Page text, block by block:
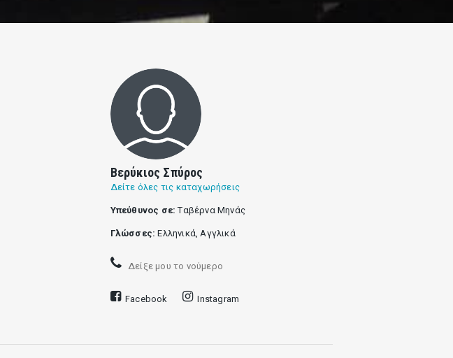
Βερύκιος Σπύρος
Δείτε όλες τις καταχωρήσεις
Υπεύθυνος σε: Tαβέρνα Μηνάς
Γλώσσες: Ελληνικά, Αγγλικά
Δείξε μου το νούμερο
Facebook Instagram